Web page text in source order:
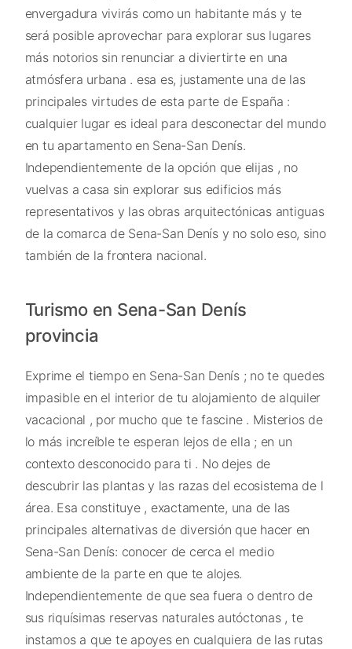
envergadura vivirás como un habitante más y te
será posible aprovechar para explorar sus lugares
más notorios sin renunciar a diviertirte en una
atmósfera urbana . esa es, justamente una de las
principales virtudes de esta parte de España :
cualquier lugar es ideal para desconectar del mundo
en tu apartamento en Sena-San Denís.
Independientemente de la opción que elijas , no
vuelvas a casa sin explorar sus edificios más
representativos y las obras arquitectónicas antiguas
de la comarca de Sena-San Denís y no solo eso, sino
también de la frontera nacional.
Turismo en Sena-San Denís
provincia
Exprime el tiempo en Sena-San Denís ; no te quedes
impasible en el interior de tu alojamiento de alquiler
vacacional , por mucho que te fascine . Misterios de
lo más increíble te esperan lejos de ella ; en un
contexto desconocido para ti . No dejes de
descubrir las plantas y las razas del ecosistema de l
área. Esa constituye , exactamente, una de las
principales alternativas de diversión que hacer en
Sena-San Denís: conocer de cerca el medio
ambiente de la parte en que te alojes.
Independientemente de que sea fuera o dentro de
sus riquísimas reservas naturales autóctonas , te
instamos a que te apoyes en cualquiera de las rutas